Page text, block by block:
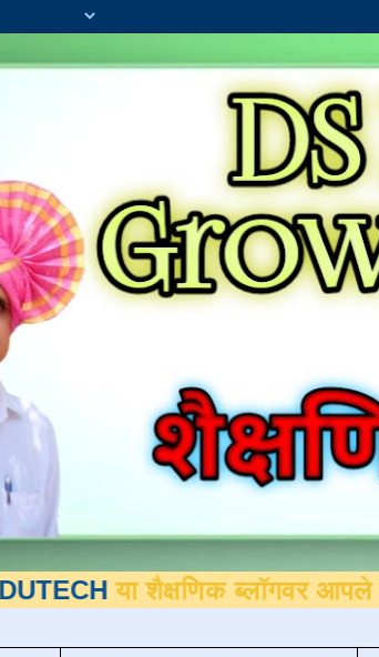
या शैक्षणिक ब्लॉगवर आपले स्वागत आहे